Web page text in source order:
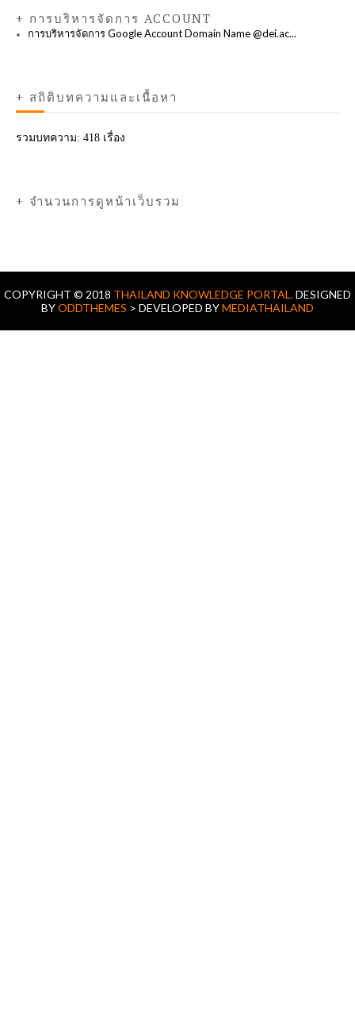
+ การบริหารจัดการ ACCOUNT
การบริหารจัดการ Google Account Domain Name @dei.ac...
+ สถิติบทความและเนื้อหา
รวมบทความ: 418 เรื่อง
+ จำนวนการดูหน้าเว็บรวม
COPYRIGHT © 2018 THAILAND KNOWLEDGE PORTAL.DESIGNED
BYODDTHEMES > DEVELOPED BYMEDIATHAILAND